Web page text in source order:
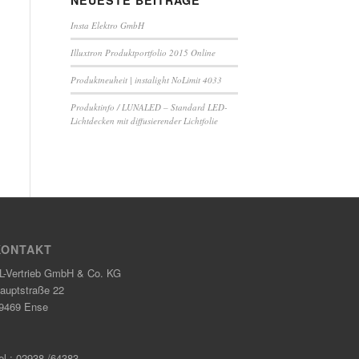
Insta Elektro GmbH
Illuxtron Produktportfolio 2015 Online
Produktneuheit | instalight NoLimit 4033
Produktinfo / LUNALED – Standard LED-
Lichtdecken mit diffusierender Lichtfolie
Vertrieb GmbH & Co. KG
22
Ense